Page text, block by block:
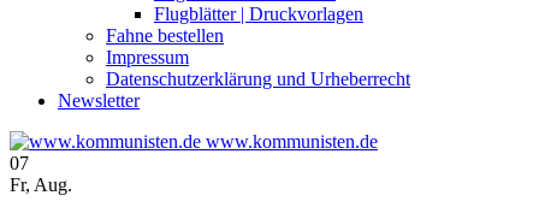
Flugblätter | Druckvorlagen
Fahne bestellen
Impressum
Datenschutzerklärung und Urheberrecht
Newsletter
www.kommunisten.de
07
Fr, Aug.